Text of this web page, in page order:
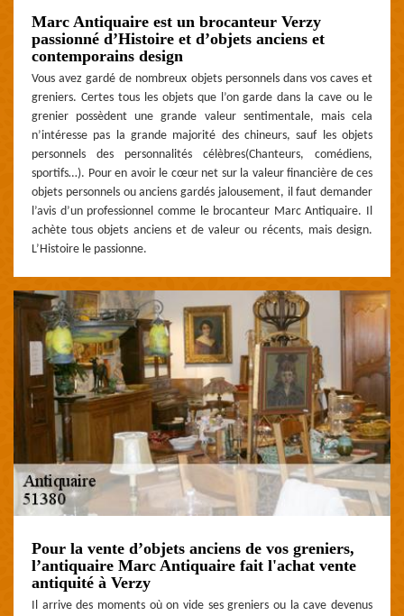
Marc Antiquaire est un brocanteur Verzy
passionné d’Histoire et d’objets anciens et
contemporains design
Vous avez gardé de nombreux objets personnels dans vos caves et
greniers. Certes tous les objets que l’on garde dans la cave ou le
grenier possèdent une grande valeur sentimentale, mais cela
n’intéresse pas la grande majorité des chineurs, sauf les objets
personnels des personnalités célèbres(Chanteurs, comédiens,
sportifs…). Pour en avoir le cœur net sur la valeur financière de ces
objets personnels ou anciens gardés jalousement, il faut demander
l’avis d’un professionnel comme le brocanteur Marc Antiquaire. Il
achète tous objets anciens et de valeur ou récents, mais design.
L’Histoire le passionne.
Pour la vente d’objets anciens de vos greniers,
l’antiquaire Marc Antiquaire fait l'achat vente
antiquité à Verzy
Il arrive des moments où on vide ses greniers ou la cave devenus